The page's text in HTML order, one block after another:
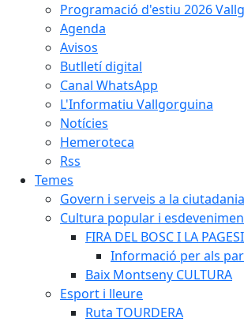
Programació d'estiu 2026
Agenda
Avisos
Butlletí digital
Canal WhatsApp
L'Informatiu Vallgorguina
Notícies
Hemeroteca
Rss
Temes
Govern i serveis a la ciutadania
Cultura popular i
FIRA DEL BOSC I LA
Informació per als
Baix Montseny CULTURA
Esport i lleure
Ruta TOURDERA